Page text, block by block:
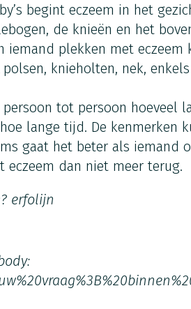
begint eczeem in het
de knieën en het
iemand plekken met eczeem
knieholten, nek,
tot persoon hoeveel
lange tijd. De kenmerken
gaat het beter als iemand
eczeem dan niet meer terug.
erfolijn